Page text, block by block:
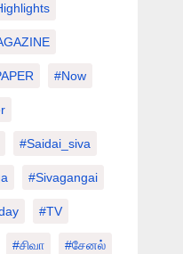
#Now
#saidai_siva
#sivagangai
#TV
#சிவா #சேனல்